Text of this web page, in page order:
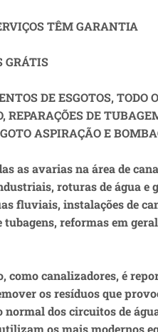
TÊM GARANTIA
GRÁTIS
DE ESGOTOS, TODO
REPARAÇÕES DE
ASPIRAÇÃO E
as avarias na área de
roturas de água e
fluviais, instalações de
reformas em
como canalizadores, é
os resíduos que
dos circuitos de
os mais modernos